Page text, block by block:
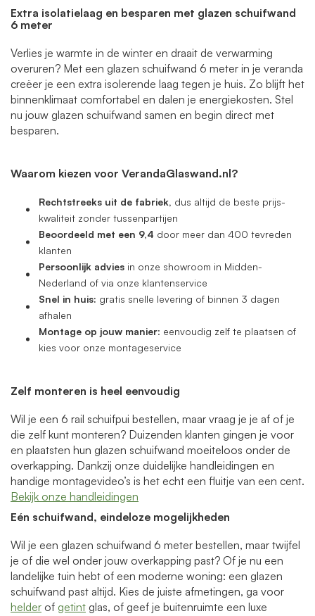
Extra isolatielaag en besparen met glazen schuifwand
6 meter
Verlies je warmte in de winter en draait de verwarming
overuren? Met een glazen schuifwand 6 meter in je veranda
creëer je een extra isolerende laag tegen je huis. Zo blijft het
binnenklimaat comfortabel en dalen je energiekosten. Stel
nu jouw glazen schuifwand samen en begin direct met
besparen.
Waarom kiezen voor VerandaGlaswand.nl?
Rechtstreeks uit de fabriek, dus altijd de beste prijs-
kwaliteit zonder tussenpartijen
Beoordeeld met een 9,4 door meer dan 400 tevreden
klanten
Persoonlijk advies in onze showroom in Midden-
Nederland of via onze klantenservice
Snel in huis: gratis snelle levering of binnen 3 dagen
afhalen
Montage op jouw manier: eenvoudig zelf te plaatsen of
kies voor onze montageservice
Zelf monteren is heel eenvoudig
Wil je een 6 rail schuifpui bestellen, maar vraag je je af of je
die zelf kunt monteren? Duizenden klanten gingen je voor
en plaatsten hun glazen schuifwand moeiteloos onder de
overkapping. Dankzij onze duidelijke handleidingen en
handige montagevideo’s is het echt een fluitje van een cent.
Bekijk onze handleidingen
Eén schuifwand, eindeloze mogelijkheden
Wil je een glazen schuifwand 6 meter bestellen, maar twijfel
je of die wel onder jouw overkapping past? Of je nu een
landelijke tuin hebt of een moderne woning: een glazen
schuifwand past altijd. Kies de juiste afmetingen, ga voor
helder of getint glas, of geef je buitenruimte een luxe